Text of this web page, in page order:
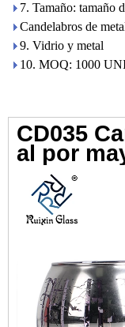
7. Tamaño: tamaño
Candelabros de
9. Vidrio y metal
10. MOQ: 1000
CD035
al por